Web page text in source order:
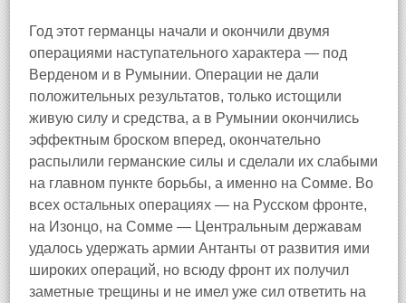
Год этот германцы начали и окончили двумя
операциями наступательного характера — под
Верденом и в Румынии. Операции не дали
положительных результатов, только истощили
живую силу и средства, а в Румынии окончились
эффектным броском вперед, окончательно
распылили германские силы и сделали их слабыми
на главном пункте борьбы, а именно на Сомме. Во
всех остальных операциях — на Русском фронте,
на Изонцо, на Сомме — Центральным державам
удалось удержать армии Антанты от развития ими
широких операций, но всюду фронт их получил
заметные трещины и не имел уже сил ответить на